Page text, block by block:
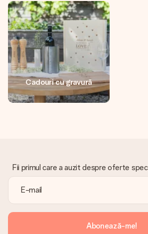
fotografia ta sau un mesaj din suflet.
doar bucură-te de moment.
Cadouri cu gravură
Fii primul care a auzit despre oferte
Abonează-me!